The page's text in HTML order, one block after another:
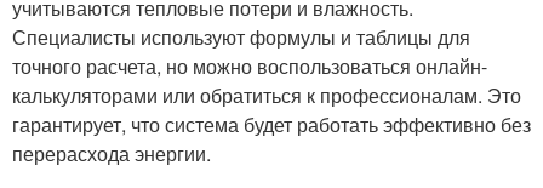
учитываются тепловые потери и влажность.
Специалисты используют формулы и таблицы для
точного расчета, но можно воспользоваться онлайн-
калькуляторами или обратиться к профессионалам. Это
гарантирует, что система будет работать эффективно без
перерасхода энергии.